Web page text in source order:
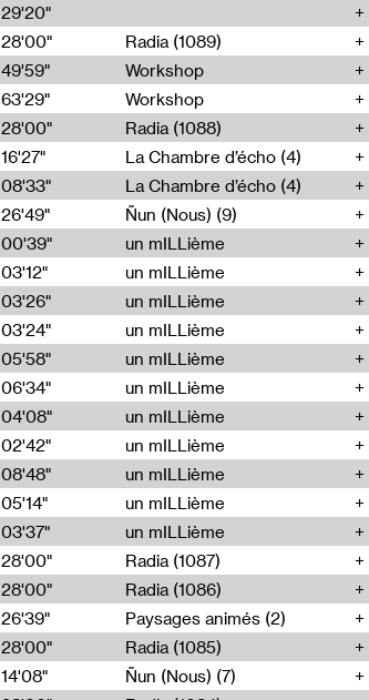
29'20"
28'00"
Radia (1089)
49'59"
Workshop
63'29"
Workshop
28'00"
Radia (1088)
16'27"
La Chambre d’écho (4)
08'33"
La Chambre d’écho (4)
26'49"
Ñun (Nous) (9)
00'39"
un mILLième
03'12"
un mILLième
03'26"
un mILLième
03'24"
un mILLième
05'58"
un mILLième
06'34"
un mILLième
04'08"
un mILLième
02'42"
un mILLième
08'48"
un mILLième
05'14"
un mILLième
03'37"
un mILLième
28'00"
Radia (1087)
28'00"
Radia (1086)
26'39"
Paysages animés (2)
28'00"
Radia (1085)
14'08"
Ñun (Nous) (7)